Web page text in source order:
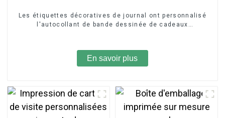
Les étiquettes décoratives de journal ont personnalisé
l'autocollant de bande dessinée de cadeaux
En savoir plus